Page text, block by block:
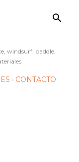
windsurf, paddle,
CONTACTO